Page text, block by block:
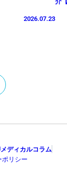
2026.07.23
ディカルコラム
リシー